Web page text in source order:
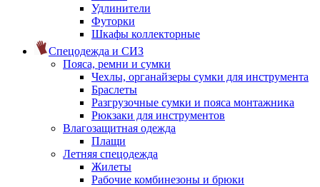
Удлинители
Футорки
Шкафы коллекторные
Спецодежда и СИЗ
Пояса, ремни и сумки
Чехлы, органайзеры сумки для инструмента
Браслеты
Разгрузочные сумки и пояса монтажника
Рюкзаки для инструментов
Влагозащитная одежда
Плащи
Летняя спецодежда
Жилеты
Рабочие комбинезоны и брюки